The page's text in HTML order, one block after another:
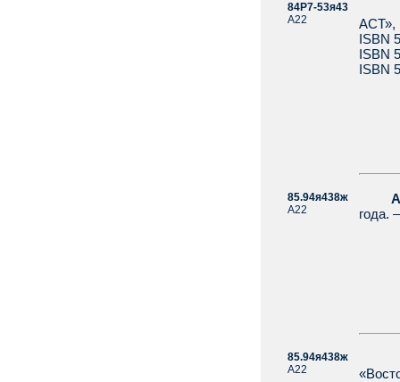
84Р7-53я43
А22
АСТ»,
ISBN
ISBN
ISBN
85.94я438ж
А22
года.
85.94я438ж
А22